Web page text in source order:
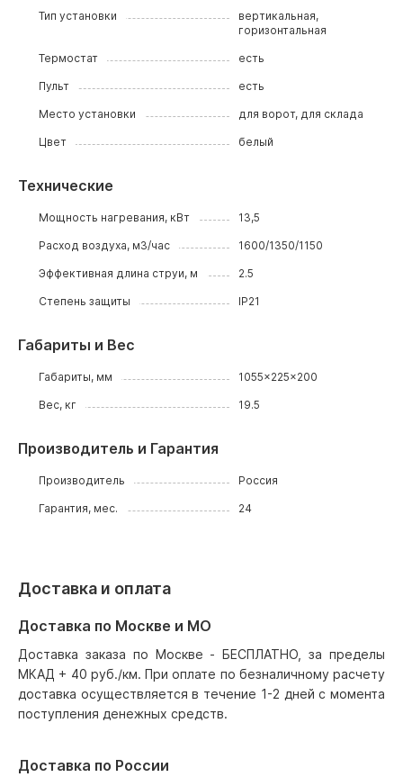
Тип установки
вертикальная,
горизонтальная
Термостат есть
Пульт есть
Место установки для ворот, для склада
Цвет белый
Технические
Мощность нагревания, кВт 13,5
Расход воздуха, м3/час 1600/1350/1150
Эффективная длина струи, м 2.5
Степень защиты IP21
Габариты и Вес
Габариты, мм 1055x225x200
Вес, кг 19.5
Производитель и Гарантия
Производитель Россия
Гарантия, мес. 24
Доставка и оплата
Доставка по Москве и МО
Доставка заказа по Москве - БЕСПЛАТНО, за пределы
МКАД + 40 руб./км. При оплате по безналичному расчету
доставка осуществляется в течение 1-2 дней с момента
поступления денежных средств.
Доставка по России